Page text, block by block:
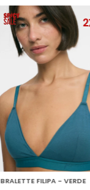
SELECCIONAR TALLE
BRALETTE FILIPA - VERDE